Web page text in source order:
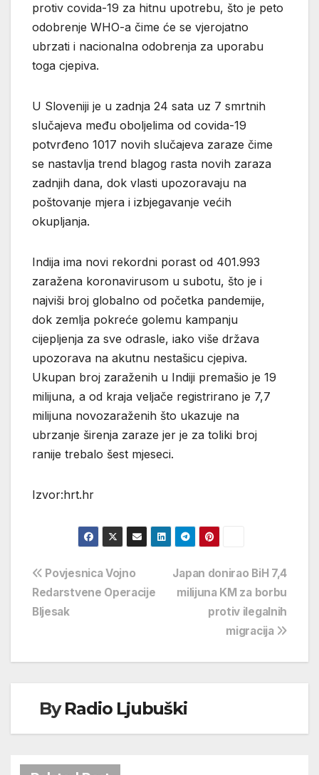
protiv covida-19 za hitnu upotrebu, što je peto
odobrenje WHO-a čime će se vjerojatno
ubrzati i nacionalna odobrenja za uporabu
toga cjepiva.
U Sloveniji je u zadnja 24 sata uz 7 smrtnih
slučajeva među oboljelima od covida-19
potvrđeno 1017 novih slučajeva zaraze čime
se nastavlja trend blagog rasta novih zaraza
zadnjih dana, dok vlasti upozoravaju na
poštovanje mjera i izbjegavanje većih
okupljanja.
Indija ima novi rekordni porast od 401.993
zaražena koronavirusom u subotu, što je i
najviši broj globalno od početka pandemije,
dok zemlja pokreće golemu kampanju
cijepljenja za sve odrasle, iako više država
upozorava na akutnu nestašicu cjepiva.
Ukupan broj zaraženih u Indiji premašio je 19
milijuna, a od kraja veljače registrirano je 7,7
milijuna novozaraženih što ukazuje na
ubrzanje širenja zaraze jer je za toliki broj
ranije trebalo šest mjeseci.
Izvor:hrt.hr
Navigacija
objava
Japan donirao BiH 7,4
milijuna KM za borbu
protiv ilegalnih
migracija
Povjesnica Vojno
Redarstvene Operacije
Bljesak
ByRadio Ljubuški